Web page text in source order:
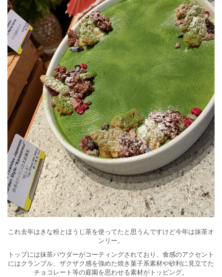
これ去年はきな粉とほうじ茶を使ってたと思うんですけど今年は抹茶オ
ンリー。
トップには抹茶パウダーがコーティングされており、食感のアクセント
にはクランブル、ザクザク感を強めた焼き菓子系素材や砂利に見立てた
チョコレート等の庭園を思わせる素材がトッピング。